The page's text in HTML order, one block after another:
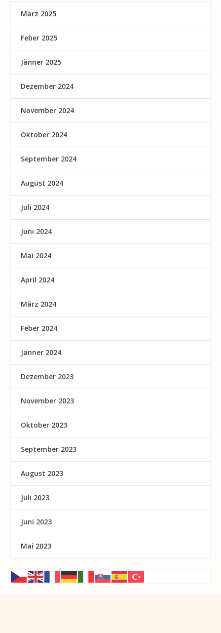
März 2025
Feber 2025
Jänner 2025
Dezember 2024
November 2024
Oktober 2024
September 2024
August 2024
Juli 2024
Juni 2024
Mai 2024
April 2024
März 2024
Feber 2024
Jänner 2024
Dezember 2023
November 2023
Oktober 2023
September 2023
August 2023
Juli 2023
Juni 2023
Mai 2023